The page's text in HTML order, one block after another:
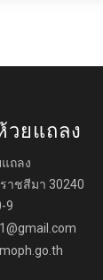
วยแถลง
ถลง
าชสีมา 30240
9